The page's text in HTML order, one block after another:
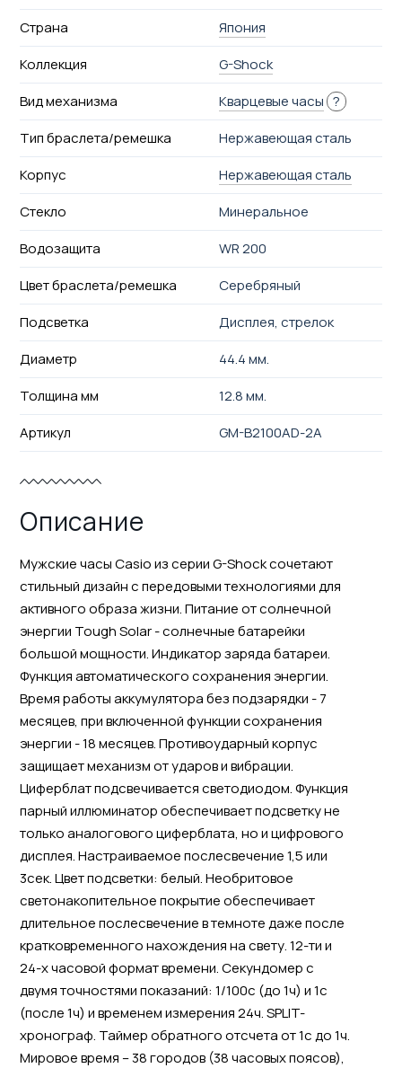
Страна
Япония
Коллекция
G-Shock
Вид механизма
Кварцевые часы ?
Тип браслета/ремешка
Нержавеющая сталь
Корпус
Нержавеющая сталь
Стекло
Минеральное
Водозащита
WR 200
Цвет браслета/ремешка
Серебряный
Подсветка
Дисплея, стрелок
Диаметр
44.4 мм.
Толщина мм
12.8 мм.
Артикул
GM-B2100AD-2A
Описание
Мужские часы Casio из серии G-Shock сочетают
стильный дизайн с передовыми технологиями для
активного образа жизни. Питание от солнечной
энергии Tough Solar - солнечные батарейки
большой мощности. Индикатор заряда батареи.
Функция автоматического сохранения энергии.
Время работы аккумулятора без подзарядки - 7
месяцев, при включенной функции сохранения
энергии - 18 месяцев. Противоударный корпус
защищает механизм от ударов и вибрации.
Циферблат подсвечивается светодиодом. Функция
парный иллюминатор обеспечивает подсветку не
только аналогового циферблата, но и цифрового
дисплея. Настраиваемое послесвечение 1,5 или
3сек. Цвет подсветки: белый. Необритовое
светонакопительное покрытие обеспечивает
длительное послесвечение в темноте даже после
кратковременного нахождения на свету. 12-ти и
24-х часовой формат времени. Секундомер с
двумя точностями показаний: 1/100с (до 1ч) и 1с
(после 1ч) и временем измерения 24ч. SPLIT-
хронограф. Таймер обратного отсчета от 1с до 1ч.
Мировое время – 38 городов (38 часовых поясов),